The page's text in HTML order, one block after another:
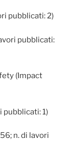
pubblicati: 2)
pubblicati:
(Impact
pubblicati: 1)
n. di lavori